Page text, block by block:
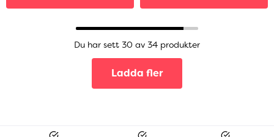
Du har sett 30 av 34 produkter
Ladda fler